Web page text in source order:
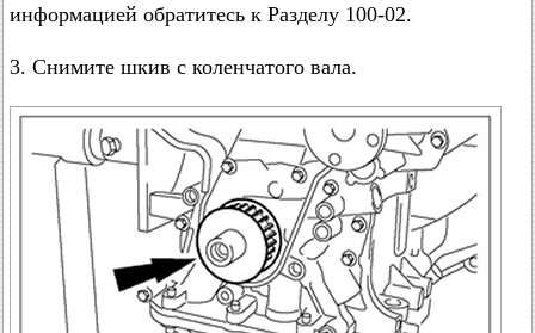
информацией обратитесь к Разделу 100-02.
3. Снимите шкив с коленчатого вала.